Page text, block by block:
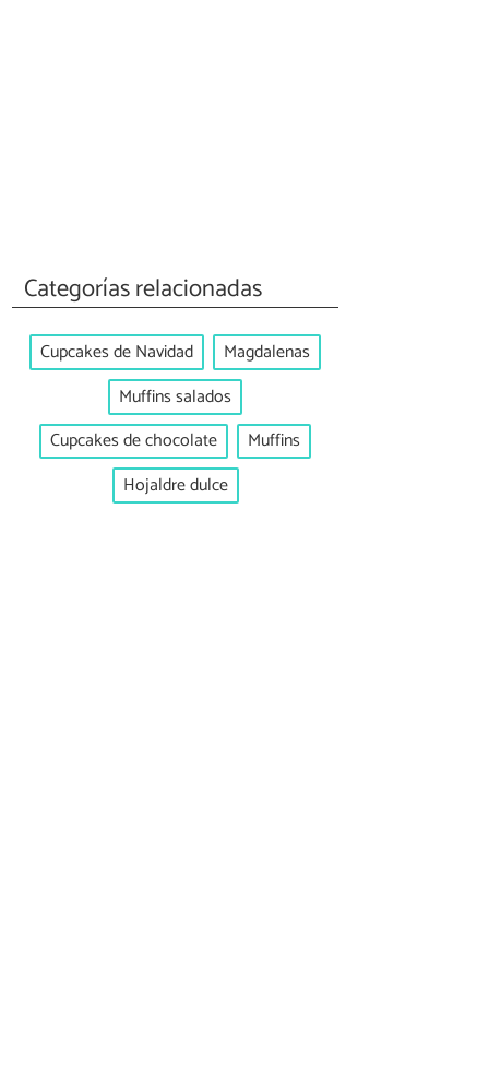
Categorías relacionadas
Cupcakes de Navidad
Magdalenas
Muffins salados
Cupcakes de chocolate
Muffins
Hojaldre dulce